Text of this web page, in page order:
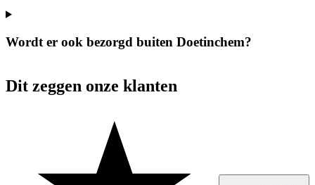
Wordt er ook bezorgd buiten Doetinchem?
Dit zeggen onze klanten